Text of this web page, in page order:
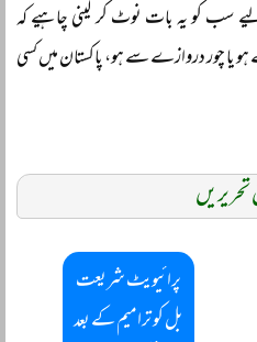
سب کو یہ بات نوٹ کر لینی چاہیے کہ
یا چور دروازے سے ہو، پاکستان میں کسی
پرائیویٹ شریعت
بل کو ترامیم کے بعد